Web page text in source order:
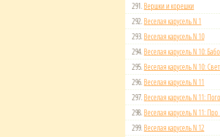
291. Вершки и корешки
292. Веселая карусель N 1
293. Веселая карусель N 10
294. Веселая карусель N 10:
295. Веселая карусель N 10:
296. Веселая карусель N 11
297. Веселая карусель N 11:
298. Веселая карусель N 11:
299. Веселая карусель N 12